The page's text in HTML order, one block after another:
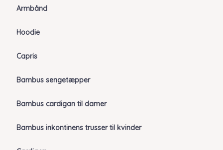
Armbånd
Hoodie
Capris
Bambus sengetæpper
Bambus cardigan til damer
Bambus inkontinens trusser til kvinder